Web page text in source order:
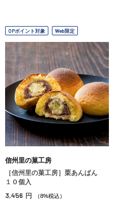
OPポイント対象 Web限定
信州里の菓工房
［信州里の菓工房］栗あんぱん
１０個入
3,456 円 （8%税込）